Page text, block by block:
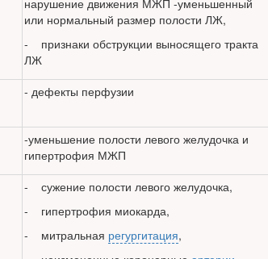
нарушение движения МЖП -уменьшенный
или нормальный размер полости ЛЖ,
- признаки обструкции выносящего тракта
ЛЖ
- дефекты перфузии
-уменьшение полости левого желудочка и
гипертрофия МЖП
- сужение полости левого желудочка,
- гипертрофия миокарда,
- митральная регургитация,